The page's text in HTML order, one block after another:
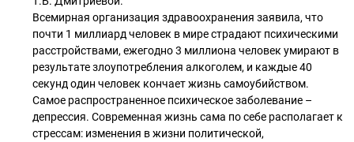
Всемирная организация здравоохранения заявила, что
почти 1 миллиард человек в мире страдают психическими
расстройствами, ежегодно 3 миллиона человек умирают в
результате злоупотребления алкоголем, и каждые 40
секунд один человек кончает жизнь самоубийством.
Самое распространенное психическое заболевание –
депрессия. Современная жизнь сама по себе располагает к
стрессам: изменения в жизни политической,